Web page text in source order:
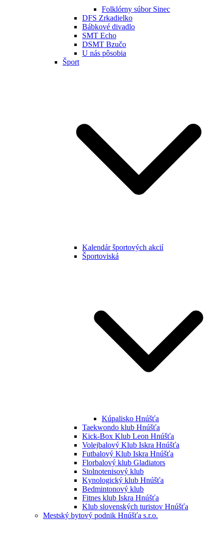
Folklórny súbor Sinec
DFS Zrkadielko
Bábkové divadlo
SMT Echo
DSMT Bzučo
U nás pôsobia
Šport
Kalendár športových akcií
Športoviská
Kúpalisko Hnúšťa
Taekwondo klub Hnúšťa
Kick-Box Klub Leon Hnúšťa
Volejbalový Klub Iskra Hnúšťa
Futbalový Klub Iskra Hnúšťa
Florbalový klub Gladiators
Stolnotenisový klub
Kynologický klub Hnúšťa
Bedmintonový klub
Fitnes klub Iskra Hnúšťa
Klub slovenských turistov Hnúšťa
Mestský bytový podnik Hnúšťa s.r.o.